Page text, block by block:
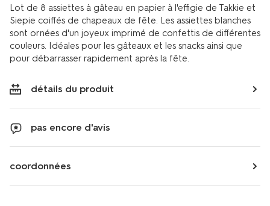
-
-8-
pieces-
14250411.html
Lot de 8 assiettes à gâteau en papier à l'effigie de Takkie et
Siepie coiffés de chapeaux de fête. Les assiettes blanches
sont ornées d'un joyeux imprimé de confettis de différentes
couleurs. Idéales pour les gâteaux et les snacks ainsi que
pour débarrasser rapidement après la fête.
détails du produit
pas encore d'avis
coordonnées